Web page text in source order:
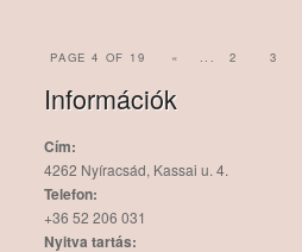
PAGE 4 OF 19 « ... 2 3
Információk
Cím:
4262 Nyíracsád, Kassai u. 4.
Telefon:
+36 52 206 031
Nyitva tartás: